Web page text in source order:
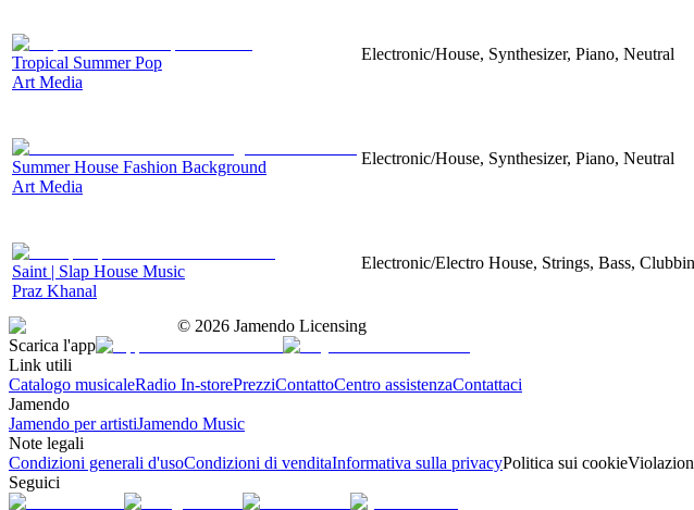
Tropical Summer Pop
Art Media
Electronic/House, Synthesizer, Piano, Neutral
Summer House Fashion Background
Art Media
Electronic/House, Synthesizer, Piano, Neutral
Saint | Slap House Music
Praz Khanal
Electronic/Electro House, Strings, Bass,
© 2026 Jamendo Licensing
Scarica l'app
Link utili
Catalogo musicaleRadio In-storePrezziContattoCentro assistenzaContattaci
Jamendo
Jamendo per artistiJamendo Music
Note legali
Condizioni generali d'usoCondizioni di venditaInformativa sulla privacyPolitica sui cookie
Seguici